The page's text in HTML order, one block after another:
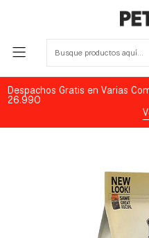
Despachos Gratis en Varias
26.990